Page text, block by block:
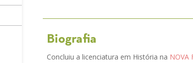
Biografia
Concluiu a licenciatura em História na NOVA